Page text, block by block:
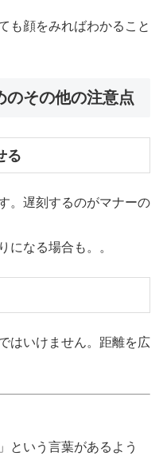
も顔をみればわかること
のその他の注意点
る
。遅刻するのがマナーの
になる場合も。。
はいけません。距離を広
という言葉があるよう